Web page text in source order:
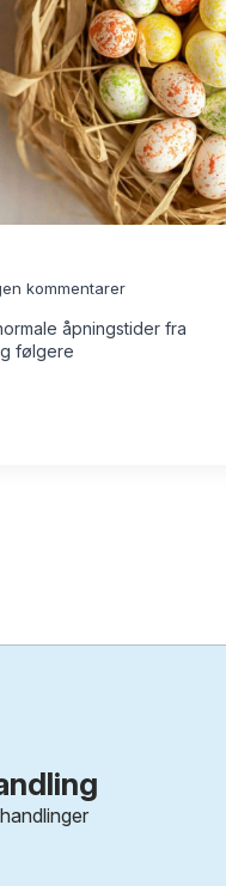
kommentarer
åpningstider fra
følgere